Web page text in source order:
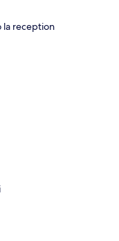
la reception